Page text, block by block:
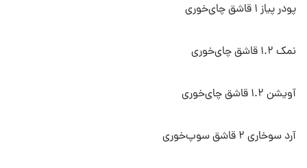
پودر پیاز ۱ قاشق چای‌خوری
نمک ۱.۲ قاشق چای‌خوری
آویشن ۱.۲ قاشق چای‌خوری
آرد سوخاری ۲ قاشق سوپ‌خوری